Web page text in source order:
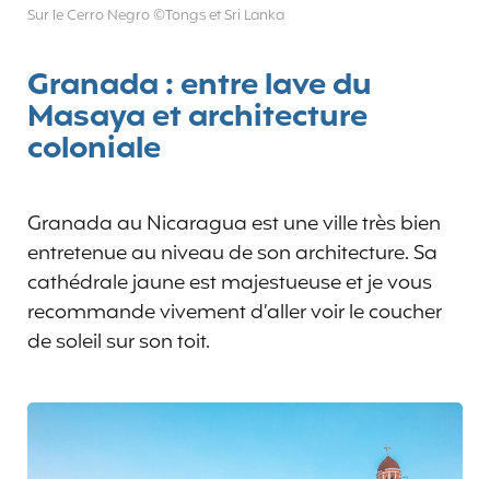
Sur le Cerro Negro ©Tongs et Sri Lanka
Granada : entre lave du
Masaya et architecture
coloniale
Granada au Nicaragua est une ville très bien
entretenue au niveau de son architecture. Sa
cathédrale jaune est majestueuse et je vous
recommande vivement d’aller voir le coucher
de soleil sur son toit.